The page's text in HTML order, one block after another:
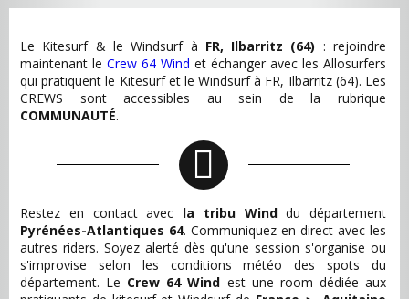
Le Kitesurf & le Windsurf à FR, Ilbarritz (64) : rejoindre
maintenant le Crew 64 Wind et échanger avec les Allosurfers
qui pratiquent le Kitesurf et le Windsurf à FR, Ilbarritz (64). Les
CREWS sont accessibles au sein de la rubrique
COMMUNAUTÉ.
Restez en contact avec la tribu Winddu département
Pyrénées-Atlantiques 64. Communiquez en direct avec les
autres riders. Soyez alerté dès qu'une session s'organise ou
s'improvise selon les conditions météo des spots du
département. Le Crew 64 Wind est une room dédiée aux